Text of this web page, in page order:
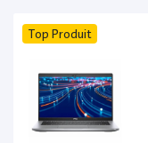
Top Produit